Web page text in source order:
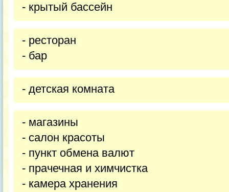
- крытый бассейн
- ресторан
- бар
- детская комната
- магазины
- салон красоты
- пункт обмена валют
- прачечная и химчистка
- камера хранения